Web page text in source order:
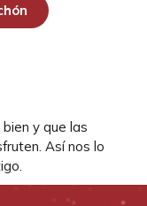
y que las
Así nos lo